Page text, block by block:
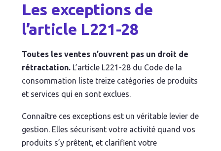
Les exceptions de
l’article L221-28
Toutes les ventes n’ouvrent pas un droit de
rétractation. L’article L221-28 du Code de la
consommation liste treize catégories de produits
et services qui en sont exclues.
Connaître ces exceptions est un véritable levier de
gestion. Elles sécurisent votre activité quand vos
produits s’y prêtent, et clarifient votre